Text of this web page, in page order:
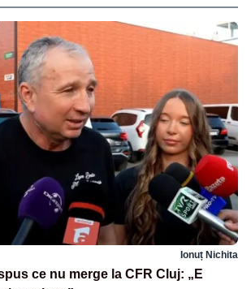
Ionuț Nichita
ce nu merge la CFR Cluj: „E